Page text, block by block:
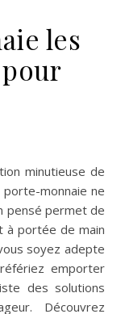
les
monnaie ne
pensé permet de
à portée de main
soyez adepte
emporter
des solutions
Découvrez